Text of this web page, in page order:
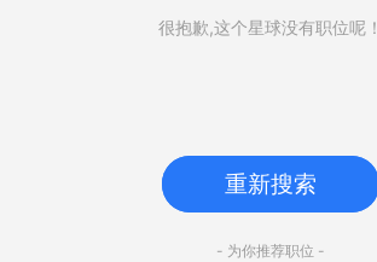
很抱歉,这个星球没有职位呢！
重新搜索
- 为你推荐职位 -